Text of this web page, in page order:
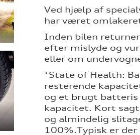
Ved hjælp af
har været
Inden bilen
efter mislyde og
eller om
*State of Health:
resterende
og et brugt
kapacitet. Kort
og almindelig
100%.Typisk er